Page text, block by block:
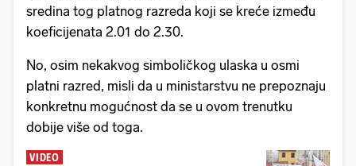
sredina tog platnog razreda koji se kreće između
koeficijenata 2.01 do 2.30.
No, osim nekakvog simboličkog ulaska u osmi
platni razred, misli da u ministarstvu ne prepoznaju
konkretnu mogućnost da se u ovom trenutku
dobije više od toga.
VIDEO